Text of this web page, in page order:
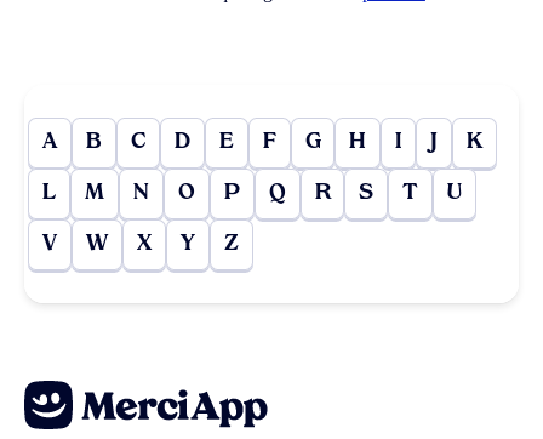
A B C D E F G H I J K
L M N O P Q R S T U
V W X Y Z